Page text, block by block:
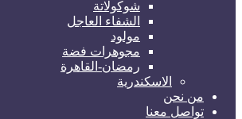
شوكولاتة
الشفاء العاجل
مولود
مجوهرات فضة
رمضان-القاهرة
الاسكندرية
من نحن
تواصل معنا